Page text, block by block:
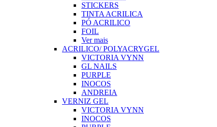
STICKERS
TINTA ACRILICA
PÓ ACRILICO
FOIL
Ver mais
ACRILICO/ POLYACRYGEL
VICTORIA VYNN
GL NAILS
PURPLE
INOCOS
ANDREIA
VERNIZ GEL
VICTORIA VYNN
INOCOS